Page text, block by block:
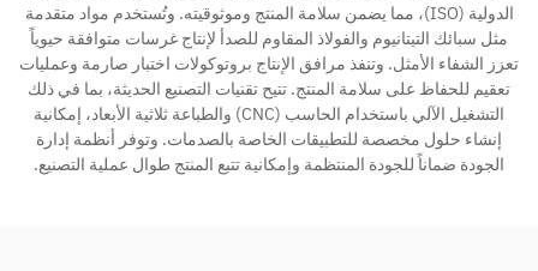
الدولية (ISO)، مما يضمن سلامة المنتج وموثوقيته. وتُستخدم مواد متقدمة
مثل سبائك التيتانيوم والفولاذ المقاوم للصدأ لإنتاج غرسات متوافقة حيوياً
تعزز الشفاء الأمثل. وتنفذ مرافق الإنتاج بروتوكولات اختبار صارمة وعمليات
تعقيم للحفاظ على سلامة المنتج. تتيح تقنيات التصنيع الحديثة، بما في ذلك
التشغيل الآلي باستخدام الحاسب (CNC) والطباعة ثلاثية الأبعاد، إمكانية
إنشاء حلول مخصصة للتطبيقات الخاصة بالصدمات. وتوفر أنظمة إدارة
الجودة ضماناً للجودة المنتظمة وإمكانية تتبع المنتج طوال عملية التصنيع.